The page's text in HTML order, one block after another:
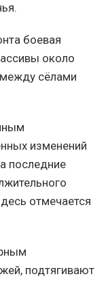
боевая
около
сёлами
изменений
последние
отмечается
подтягивают